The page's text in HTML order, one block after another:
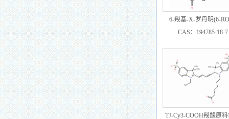
6-羧基-X-罗丹明(6-
CAS:194785-18-7 (可定
CAS：194785-18-7
TJ-Cy3-COOH羧酸原